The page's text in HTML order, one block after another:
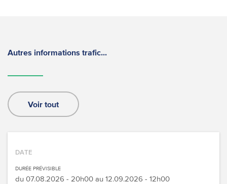
Autres informations trafic...
Voir tout
DATE
DURÉE PRÉVISIBLE
du 07.08.2026 - 20h00 au 12.09.2026 - 12h00